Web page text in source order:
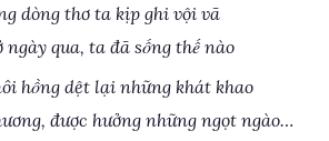
dòng thơ ta kịp ghi vội vã
ngày qua, ta đã sống thế nào
hồng dệt lại những khát khao
được hưởng những ngọt ngào…